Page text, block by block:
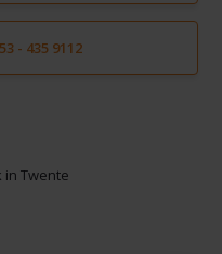
- 435 9112
Twente